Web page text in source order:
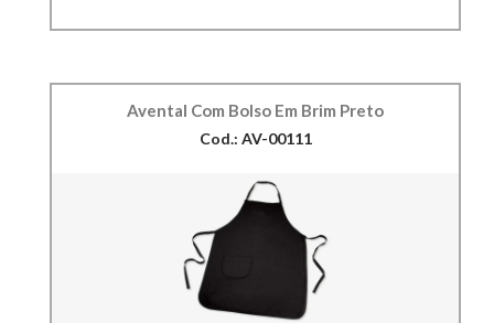
Avental Com Bolso Em Brim Preto
Cod.: AV-00111